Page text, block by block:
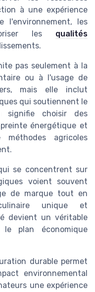
à une expérience
l'environnement, les
les qualités
pas seulement à la
ou à l'usage de
mais elle inclut
qui soutiennent le
signifie choisir des
énergétique et
agricoles
se concentrent sur
voient souvent
de marque tout en
unique et
devient un véritable
plan économique
durable permet
environnemental
une expérience